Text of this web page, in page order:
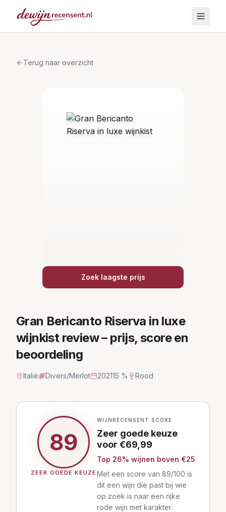
Terug naar overzicht
Zoek laagste prijs
Gran Bericanto Riserva in luxe
wijnkistreview – prijs, score en
beoordeling
Italië Divers/Merlot 202115 % Rood
89
ZEER GOEDE KEUZE
WIJNRECENSENT SCORE
Zeer goede keuze
voor €69,99
Top 26% wijnen boven €25
Met een score van 89/100 is
dit een wijn die past bij wie
op zoek is naar een rijke
rode wijn met karakter.